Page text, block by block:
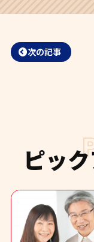
次の記事
ピッ